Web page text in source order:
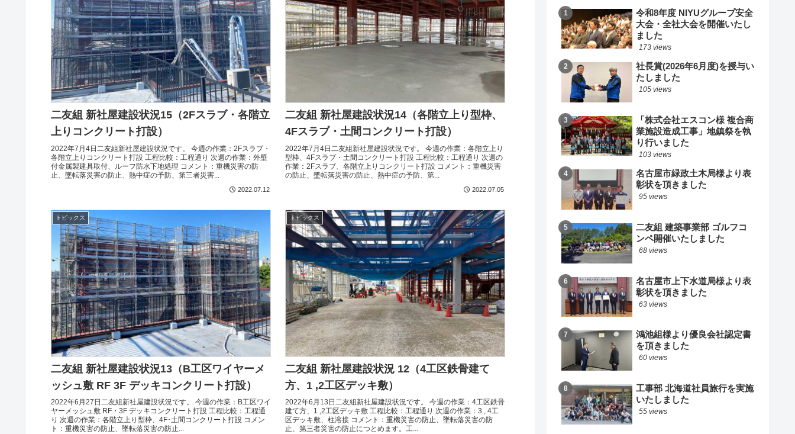
二友組 新社屋建設状況15（2Fスラブ・各階立
上りコンクリート打設）
2022年7月4日二友組新社屋建設状況です。 今週の作業：2Fスラブ・
各階立上りコンクリート打設 工程比較：工程通り 次週の作業：外壁
付金属製建具取付、ルーフ防水下地処理 コメント：重機災害の防
止、墜転落災害の防止、熱中症の予防、第三者災害...
2022.07.12
二友組 新社屋建設状況14（各階立上り型枠、
4Fスラブ・土間コンクリート打設）
2022年7月4日二友組新社屋建設状況です。 今週の作業：各階立上り
型枠、4Fスラブ・土間コンクリート打設 工程比較：工程通り 次週の
作業：2Fスラブ、各階立上りコンクリート打設 コメント：重機災害
の防止、墜転落災害の防止、熱中症の予防、第...
2022.07.05
トピックス
二友組 新社屋建設状況13（B工区ワイヤーメ
ッシュ敷 RF 3F デッキコンクリート打設）
2022年6月27日二友組新社屋建設状況です。 今週の作業：B工区ワイ
ヤーメッシュ敷 RF・3F デッキコンクリート打設 工程比較：工程通
り 次週の作業：各階立上り型枠、4F･土間コンクリート打設 コメン
ト：重機災害の防止、墜転落災害の防止...
トピックス
二友組 新社屋建設状況 12（4工区鉄骨建て
方、1 ,2工区デッキ敷）
2022年6月13日二友組新社屋建設状況です。 今週の作業：4工区鉄骨
建て方、1 ,2工区デッキ敷 工程比較：工程通り 次週の作業：3 , 4工
区デッキ敷、柱溶接 コメント：重機災害の防止、墜転落災害の防
止、第三者災害の防止につとめます。工...
令和8年度 NIYUグループ安全
大会・全社大会を開催いたし
ました
173 views
社長賞(2026年6月度)を授与い
たしました
105 views
「株式会社エスコン様 複合商
業施設造成工事」地鎮祭を執
り行いました
103 views
名古屋市緑政土木局様より表
彰状を頂きました
95 views
二友組 建築事業部 ゴルフコ
ンペ開催いたしました
68 views
名古屋市上下水道局様より表
彰状を頂きました
63 views
鴻池組様より優良会社認定書
を頂きました
60 views
工事部 北海道社員旅行を実施
いたしました
55 views